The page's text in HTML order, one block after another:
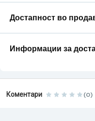
Достапност во
Информации за
Коментари (0)